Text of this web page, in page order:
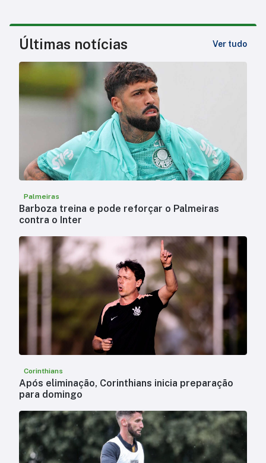
Últimas notícias Ver tudo
Palmeiras
Barboza treina e pode reforçar o Palmeiras
contra o Inter
Corinthians
Após eliminação, Corinthians inicia preparação
para domingo